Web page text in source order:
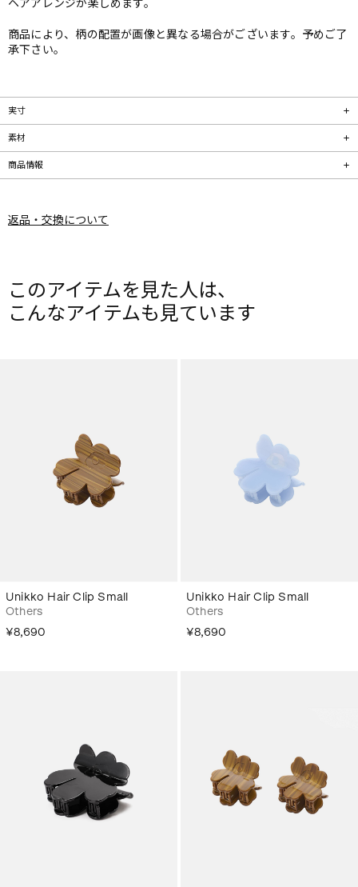
ヘアアレンジが楽しめます。
商品により、柄の配置が画像と異なる場合がございます。予めご了
承下さい。
実寸
素材
商品情報
返品・交換について
このアイテムを見た人は、
こんなアイテムも見ています
Unikko Hair Clip Small
Others
¥8,690
Unikko Hair Clip Small
Others
¥8,690